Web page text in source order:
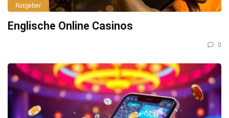
Ratgeber
Englische Online Casinos
0